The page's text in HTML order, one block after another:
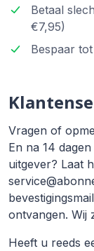
Betaal
€7,95)
Bespaar
Vragen of
En na 14
uitgever? Laat
ontvangen. Wij
Heeft u reeds